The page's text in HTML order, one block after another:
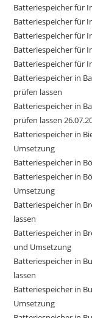
Batteriespeicher für
Batteriespeicher für
Batteriespeicher für
Batteriespeicher für
Batteriespeicher für
Batteriespeicher in
prüfen lassen
Batteriespeicher in
prüfen lassen
Batteriespeicher in
Umsetzung
Batteriespeicher in
Batteriespeicher in
Umsetzung
Batteriespeicher in
lassen
Batteriespeicher in
und Umsetzung
Batteriespeicher in
lassen
Batteriespeicher in
Umsetzung